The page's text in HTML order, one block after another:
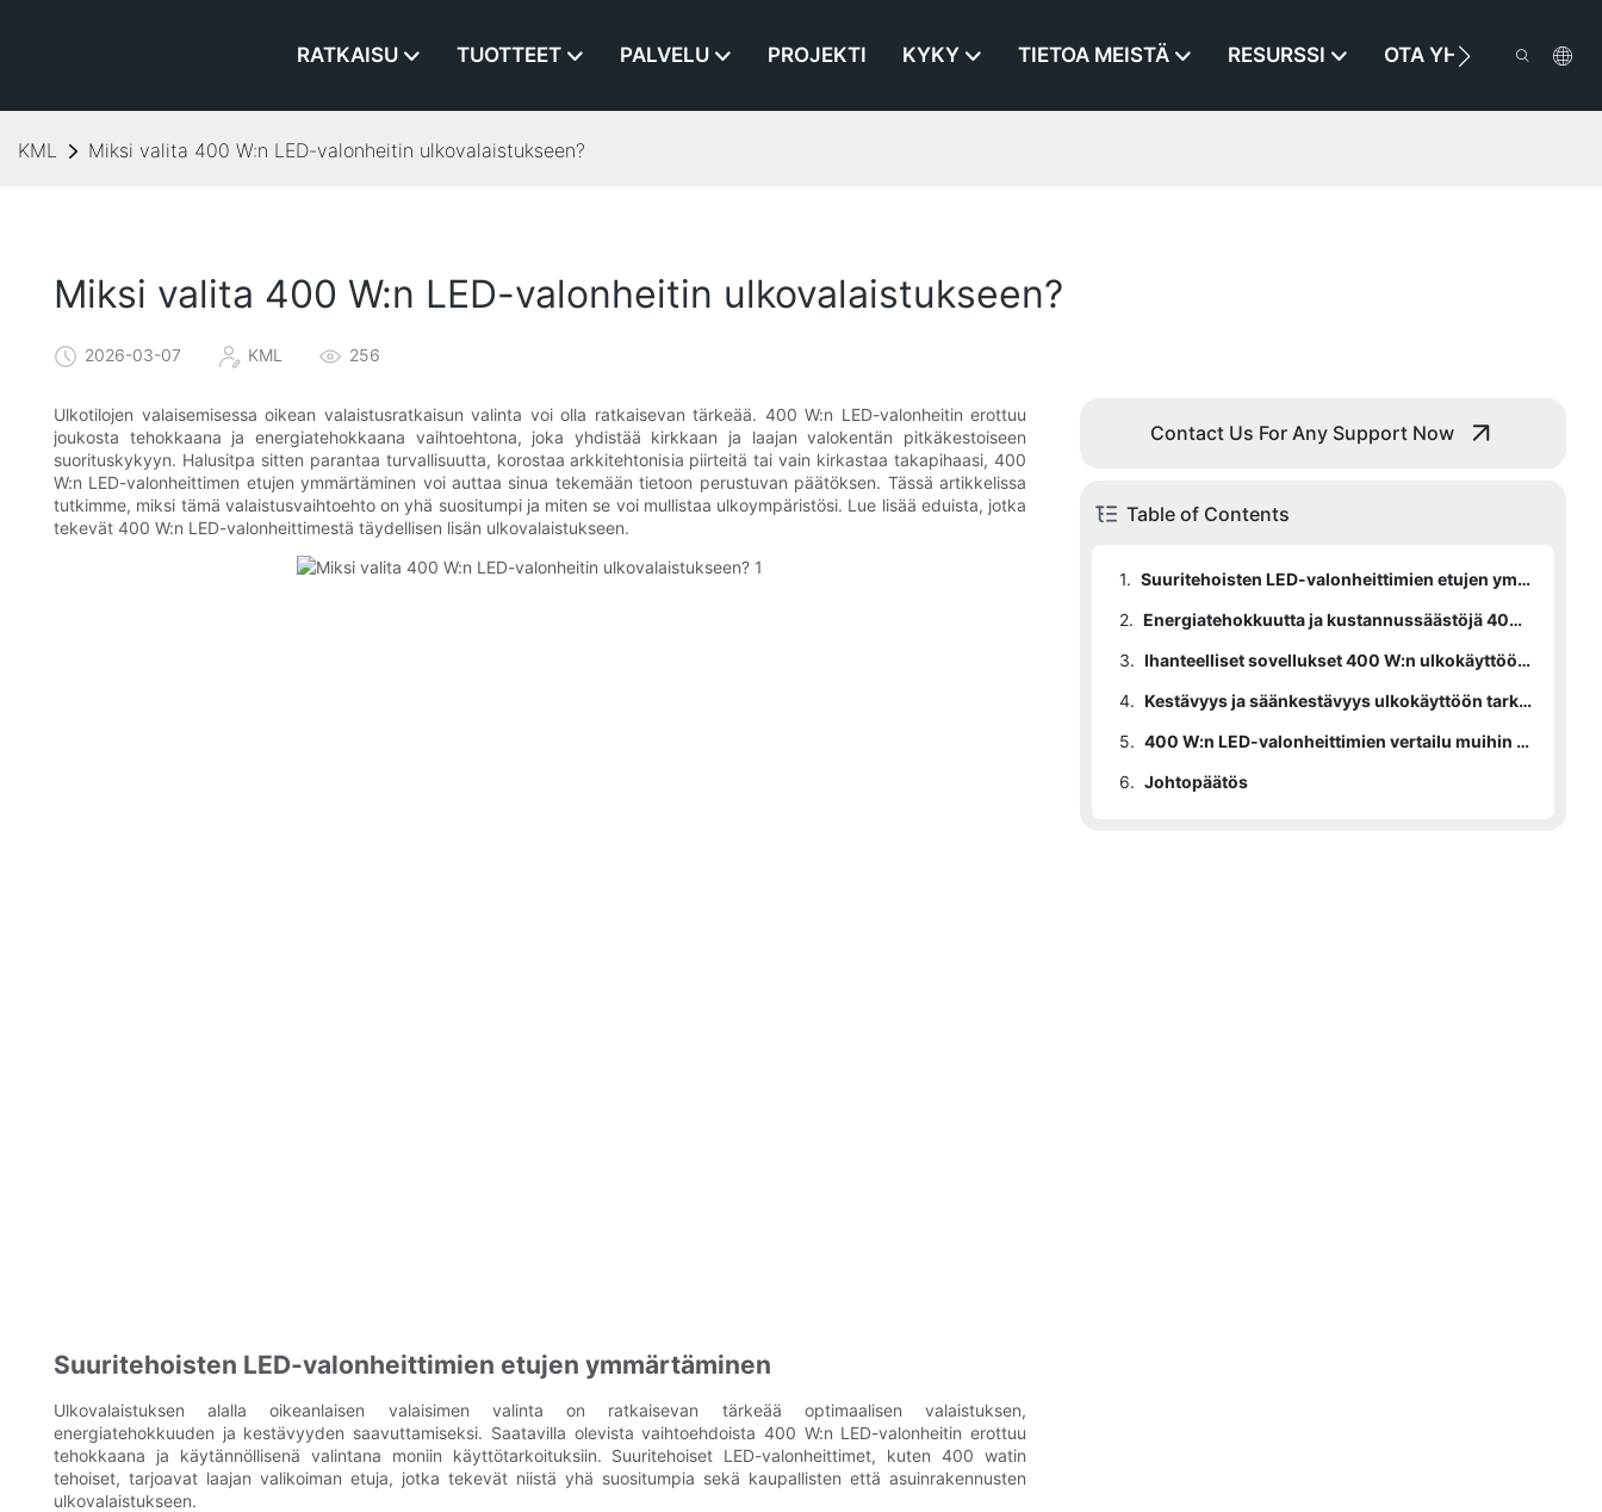
RATKAISU TUOTTEET PALVELU PROJEKTI KYKY TIETOA MEISTÄ RESURSSI OTA YHTEYTTÄ
KML Miksi valita 400 W:n LED-valonheitin ulkovalaistukseen?
Miksi valita 400 W:n LED-valonheitin ulkovalaistukseen?
2026-03-07 KML 256
Ulkotilojen valaisemisessa oikean valaistusratkaisun valinta voi olla ratkaisevan tärkeää. 400 W:n LED-valonheitin erottuu
joukosta tehokkaana ja energiatehokkaana vaihtoehtona, joka yhdistää kirkkaan ja laajan valokentän pitkäkestoiseen
suorituskykyyn. Halusitpa sitten parantaa turvallisuutta, korostaa arkkitehtonisia piirteitä tai vain kirkastaa takapihaasi, 400
W:n LED-valonheittimen etujen ymmärtäminen voi auttaa sinua tekemään tietoon perustuvan päätöksen. Tässä artikkelissa
tutkimme, miksi tämä valaistusvaihtoehto on yhä suositumpi ja miten se voi mullistaa ulkoympäristösi. Lue lisää eduista, jotka
tekevät 400 W:n LED-valonheittimestä täydellisen lisän ulkovalaistukseen.
Suuritehoisten LED-valonheittimien etujen ymmärtäminen
Ulkovalaistuksen alalla oikeanlaisen valaisimen valinta on ratkaisevan tärkeää optimaalisen valaistuksen,
energiatehokkuuden ja kestävyyden saavuttamiseksi. Saatavilla olevista vaihtoehdoista 400 W:n LED-valonheitin erottuu
tehokkaana ja käytännöllisenä valintana moniin käyttötarkoituksiin. Suuritehoiset LED-valonheittimet, kuten 400 watin
tehoiset, tarjoavat laajan valikoiman etuja, jotka tekevät niistä yhä suositumpia sekä kaupallisten että asuinrakennusten
ulkovalaistukseen.
Contact Us For Any Support Now
Table of Contents
1.
Suuritehoisten LED-valonheittimien etujen ymmärtäminen
2.
Energiatehokkuutta ja kustannussäästöjä 400 W:n LED-valonheittimillä
3.
Ihanteelliset sovellukset 400 W:n ulkokäyttöön tarkoitetulle LED-tulvavalaistukselle
4.
Kestävyys ja säänkestävyys ulkokäyttöön tarkoitetuissa LED-valonheittimissä
5.
400 W:n LED-valonheittimien vertailu muihin ulkovalaistusvaihtoehtoihin
6. Johtopäätös